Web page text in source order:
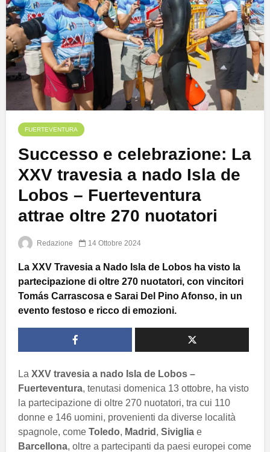
FUERTEVENTURA
Successo e celebrazione: La
XXV travesia a nado Isla de
Lobos – Fuerteventura
attrae oltre 270 nuotatori
Redazione 14 Ottobre 2024
La XXV Travesia a Nado Isla de Lobos ha visto la
partecipazione di oltre 270 nuotatori, con vincitori
Tomás Carrascosa e Sarai Del Pino Afonso, in un
evento festoso e ricco di emozioni.
La XXV travesia a nado Isla de Lobos –
Fuerteventura, tenutasi domenica 13 ottobre, ha visto
la partecipazione di oltre 270 nuotatori, tra cui 110
donne e 146 uomini, provenienti da diverse località
spagnole, come Toledo, Madrid , Siviglia e
Barcellona, oltre a partecipanti da paesi europei come